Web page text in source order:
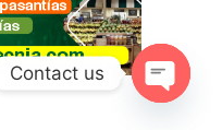
Contact us